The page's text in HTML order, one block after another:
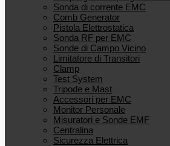
Sonda di corrente EMC
Comb Generator
Pistola Elettrostatica
Sonda RF per EMC
Sonde di Campo Vicino
Limitatore di Transitori
Clamp
Test System
Tripode e Mast
Accessori per EMC
Monitor Personale
Misuratori e Sonde EMF
Centralina
Sicurezza Elettrica